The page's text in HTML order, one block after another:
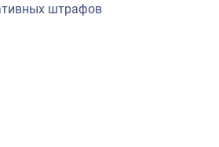
штрафов